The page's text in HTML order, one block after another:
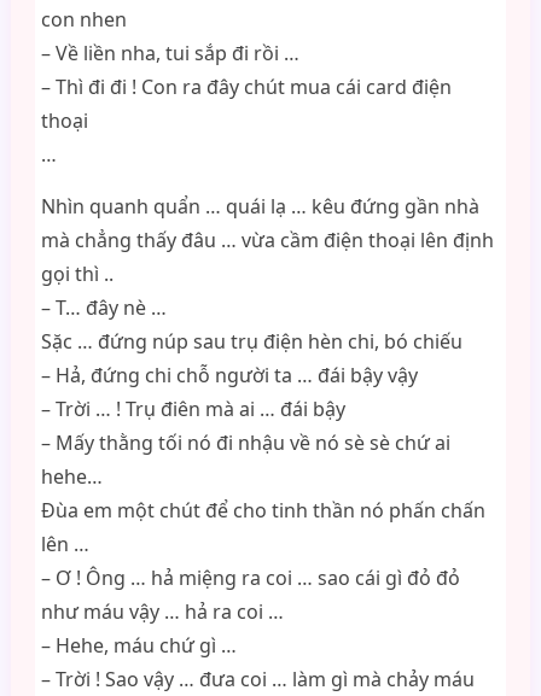
con nhen
– Về liền nha, tui sắp đi rồi …
– Thì đi đi ! Con ra đây chút mua cái card điện
thoại
…
Nhìn quanh quẩn … quái lạ … kêu đứng gần nhà
mà chẳng thấy đâu … vừa cầm điện thoại lên định
gọi thì ..
– T… đây nè …
Sặc … đứng núp sau trụ điện hèn chi, bó chiếu
– Hả, đứng chi chỗ người ta … đái bậy vậy
– Trời … ! Trụ điên mà ai … đái bậy
– Mấy thằng tối nó đi nhậu về nó sè sè chứ ai
hehe…
Đùa em một chút để cho tinh thần nó phấn chấn
lên …
– Ơ ! Ông … hả miệng ra coi … sao cái gì đỏ đỏ
như máu vậy … hả ra coi …
– Hehe, máu chứ gì …
– Trời ! Sao vậy … đưa coi … làm gì mà chảy máu